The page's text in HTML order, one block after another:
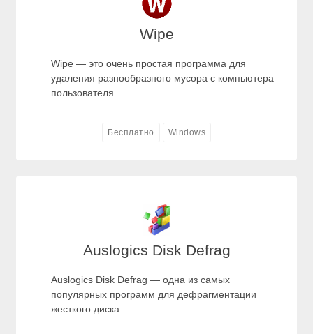
Wipe
Wipe — это очень простая программа для
удаления разнообразного мусора с компьютера
пользователя.
Бесплатно Windows
Auslogics Disk Defrag
Auslogics Disk Defrag — одна из самых
популярных программ для дефрагментации
жесткого диска.